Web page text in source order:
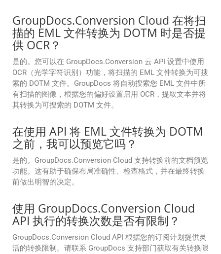
GroupDocs.Conversion Cloud 在将扫
描的 EML 文件转换为 DOTM 时是否提
供 OCR？
是的。您可以在 GroupDocs.Conversion 云 API 设置中使用
OCR（光学字符识别）功能，将扫描的 EML 文件转换为可搜
索的 DOTM 文件。GroupDocs 将自动搜索您 EML 文件中所
有扫描的图像，根据您的偏好设置启用 OCR，提取文本并将
其转换为可搜索的 DOTM 文件。
在使用 API 将 EML 文件转换为 DOTM
之前，我可以预览它吗？
是的。GroupDocs.Conversion Cloud 支持转换前的文档预览
功能。这有助于确保布局准确性、检查格式，并在最终转换
前做出明智的决定。
使用 GroupDocs.Conversion Cloud
API 执行的转换次数是否有限制？
GroupDocs.Conversion Cloud API 根据您的订阅计划提供灵
活的转换限制。请联系 GroupDocs 支持部门获取有关转换限